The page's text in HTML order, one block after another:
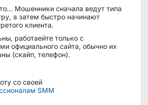
Мошенники сначала ведут типа
а затем быстро начинают
клиента.
работаейте только с
официального сайта, обычно их
(скайп, телефон).
со своей
SMM